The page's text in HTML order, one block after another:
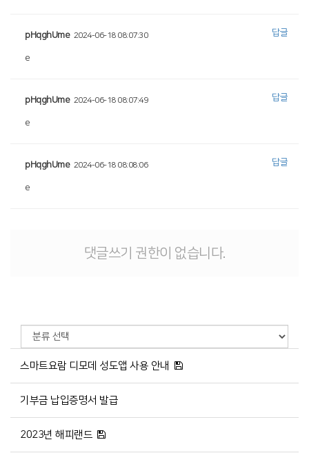
pHqghUme 2024-06-18 08:07:30
e
답글
pHqghUme 2024-06-18 08:07:49
e
답글
pHqghUme 2024-06-18 08:08:06
e
답글
댓글쓰기 권한이 없습니다.
스마트요람 디모데 성도앱 사용 안내
기부금 납입증명서 발급
2023년 해피랜드